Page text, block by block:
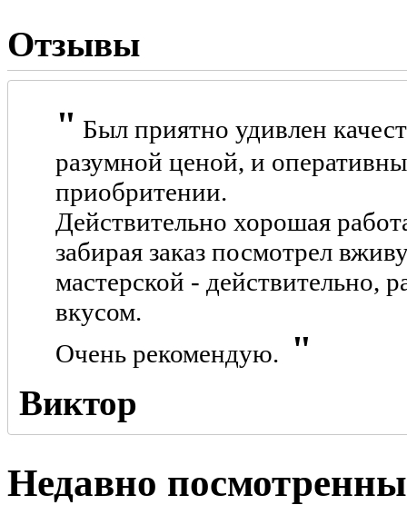
Отзывы
Был приятно удивлен
разумной ценой, и
приобритении.
Действительно хорошая
забирая заказ посмотрел
мастерской - действительно,
вкусом.
Очень рекомендую.
Виктор
Недавно